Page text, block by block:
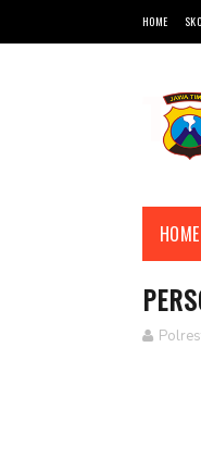
HOME
HOME